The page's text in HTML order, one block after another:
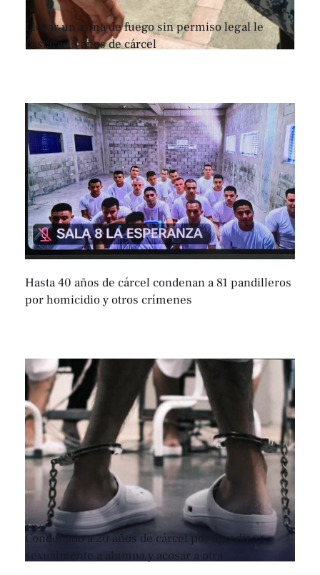
Llevar un arma de fuego sin permiso legal le
costará 15 años de cárcel
Hasta 40 años de cárcel condenan a 81 pandilleros
por homicidio y otros crímenes
Condenado a 20 años de cárcel por agredir
sexualmente a alumna y acosar a otra